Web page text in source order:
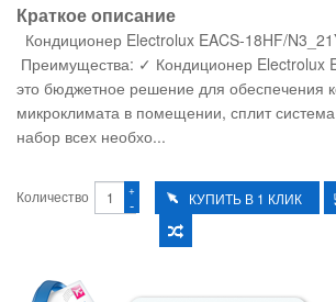
Краткое описание
Кондиционер Electrolux EACS-18HF/
Преимущества: ✓ Кондиционер Electrolux
это бюджетное решение для обеспечения
микроклимата в помещении, сплит
набор всех необхо...
Количество -
+